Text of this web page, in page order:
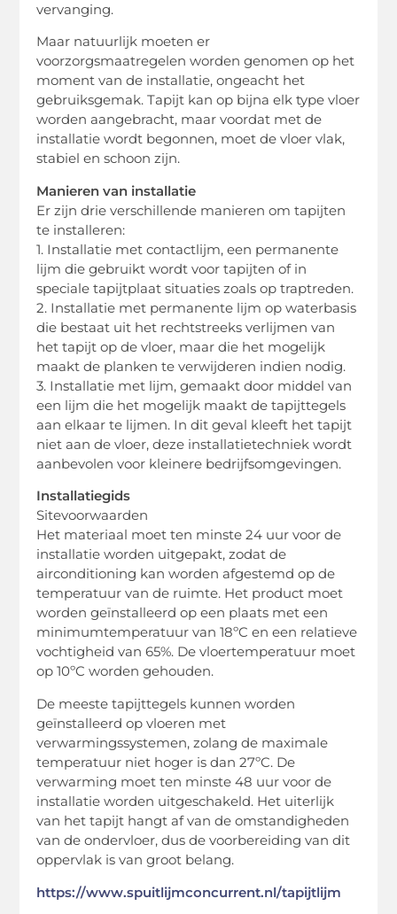
vervanging.
Maar natuurlijk moeten er
voorzorgsmaatregelen worden genomen op het
moment van de installatie, ongeacht het
gebruiksgemak. Tapijt kan op bijna elk type vloer
worden aangebracht, maar voordat met de
installatie wordt begonnen, moet de vloer vlak,
stabiel en schoon zijn.
Manieren van installatie
Er zijn drie verschillende manieren om tapijten
te installeren:
1. Installatie met contactlijm, een permanente
lijm die gebruikt wordt voor tapijten of in
speciale tapijtplaat situaties zoals op traptreden.
2. Installatie met permanente lijm op waterbasis
die bestaat uit het rechtstreeks verlijmen van
het tapijt op de vloer, maar die het mogelijk
maakt de planken te verwijderen indien nodig.
3. Installatie met lijm, gemaakt door middel van
een lijm die het mogelijk maakt de tapijttegels
aan elkaar te lijmen. In dit geval kleeft het tapijt
niet aan de vloer, deze installatietechniek wordt
aanbevolen voor kleinere bedrijfsomgevingen.
Installatiegids
Sitevoorwaarden
Het materiaal moet ten minste 24 uur voor de
installatie worden uitgepakt, zodat de
airconditioning kan worden afgestemd op de
temperatuur van de ruimte. Het product moet
worden geïnstalleerd op een plaats met een
minimumtemperatuur van 18ºC en een relatieve
vochtigheid van 65%. De vloertemperatuur moet
op 10ºC worden gehouden.
De meeste tapijttegels kunnen worden
geïnstalleerd op vloeren met
verwarmingssystemen, zolang de maximale
temperatuur niet hoger is dan 27ºC. De
verwarming moet ten minste 48 uur voor de
installatie worden uitgeschakeld. Het uiterlijk
van het tapijt hangt af van de omstandigheden
van de ondervloer, dus de voorbereiding van dit
oppervlak is van groot belang.
https://www.spuitlijmconcurrent.nl/tapijtlijm